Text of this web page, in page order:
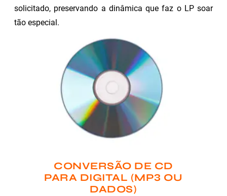
solicitado, preservando a dinâmica que faz o LP soar
tão especial.
CONVERSÃO DE CD
PARA DIGITAL (MP3 OU
DADOS)